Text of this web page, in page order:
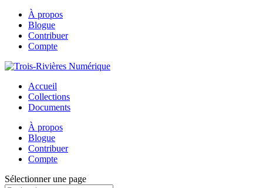
À propos
Blogue
Contribuer
Compte
Accueil
Collections
Documents
À propos
Blogue
Contribuer
Compte
Sélectionner une page